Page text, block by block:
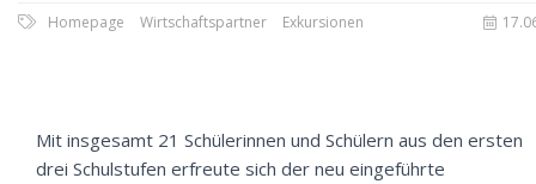
Homepage Wirtschaftspartner Exkursionen
Mit insgesamt 21 Schülerinnen und Schülern aus den ersten
drei Schulstufen erfreute sich der neu eingeführte